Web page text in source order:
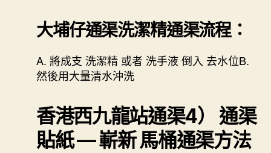
大埔仔通渠洗潔精通渠流程：
A. 將成支 洗潔精 或者 洗手液 倒入 去水位B.
然後用大量清水沖洗
香港西九龍站通渠4） 通渠
貼紙 — 嶄新 馬桶通渠方法